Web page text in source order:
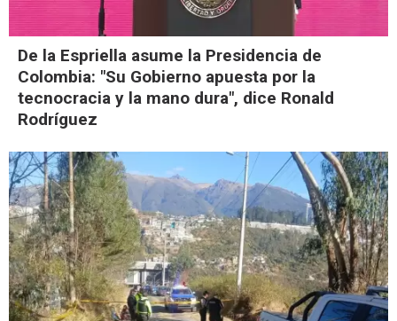
De la Espriella asume la Presidencia de
Colombia: "Su Gobierno apuesta por la
tecnocracia y la mano dura", dice Ronald
Rodríguez